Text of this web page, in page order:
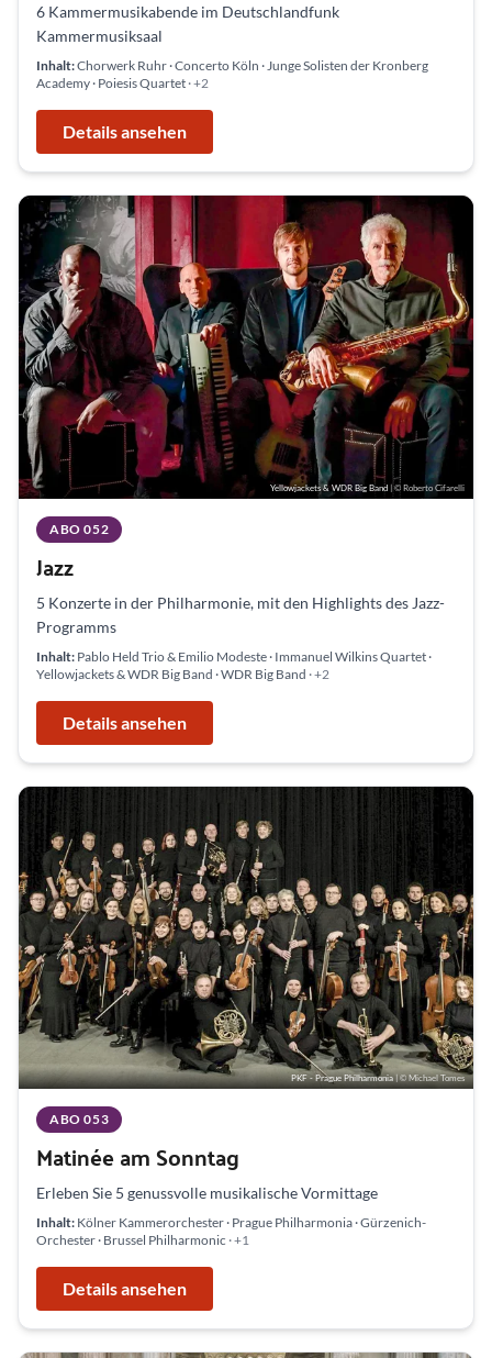
6 Kammermusikabende im Deutschlandfunk
Kammermusiksaal
Inhalt:Chorwerk Ruhr · Concerto Köln · Junge Solisten der Kronberg
Academy · Poiesis Quartet · +2
Details ansehen
Yellowjackets & WDR Big Band | © Roberto Cifarelli
ABO 052
Jazz
5 Konzerte in der Philharmonie, mit den Highlights des Jazz-
Programms
Inhalt: Pablo Held Trio & Emilio Modeste · Immanuel Wilkins Quartet ·
Yellowjackets & WDR Big Band · WDR Big Band · +2
Details ansehen
PKF - Prague Philharmonia| © Michael Tomes
ABO 053
Matinée am Sonntag
Erleben Sie 5 genussvolle musikalische Vormittage
Inhalt: Kölner Kammerorchester · Prague Philharmonia · Gürzenich-
Orchester · Brussel Philharmonic · +1
Details ansehen